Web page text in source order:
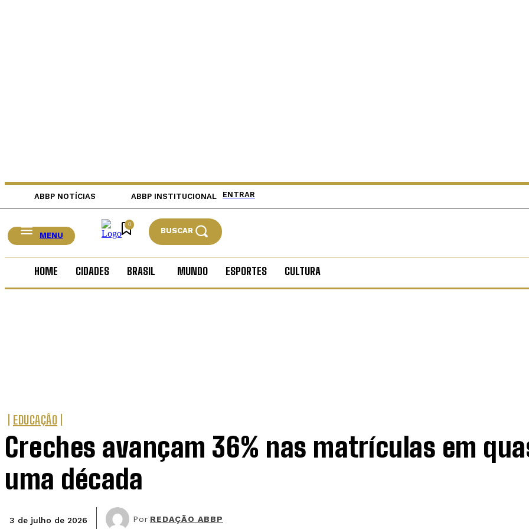
ABBP NOTÍCIAS ABBP INSTITUCIONAL ENTRAR
MENU
0
BUSCAR
HOME CIDADES BRASIL MUNDO ESPORTES CULTURA
EDUCAÇÃO
Creches avançam 36% nas matrículas em
uma década
3 de julho de 2026 Por REDAÇÃO ABBP